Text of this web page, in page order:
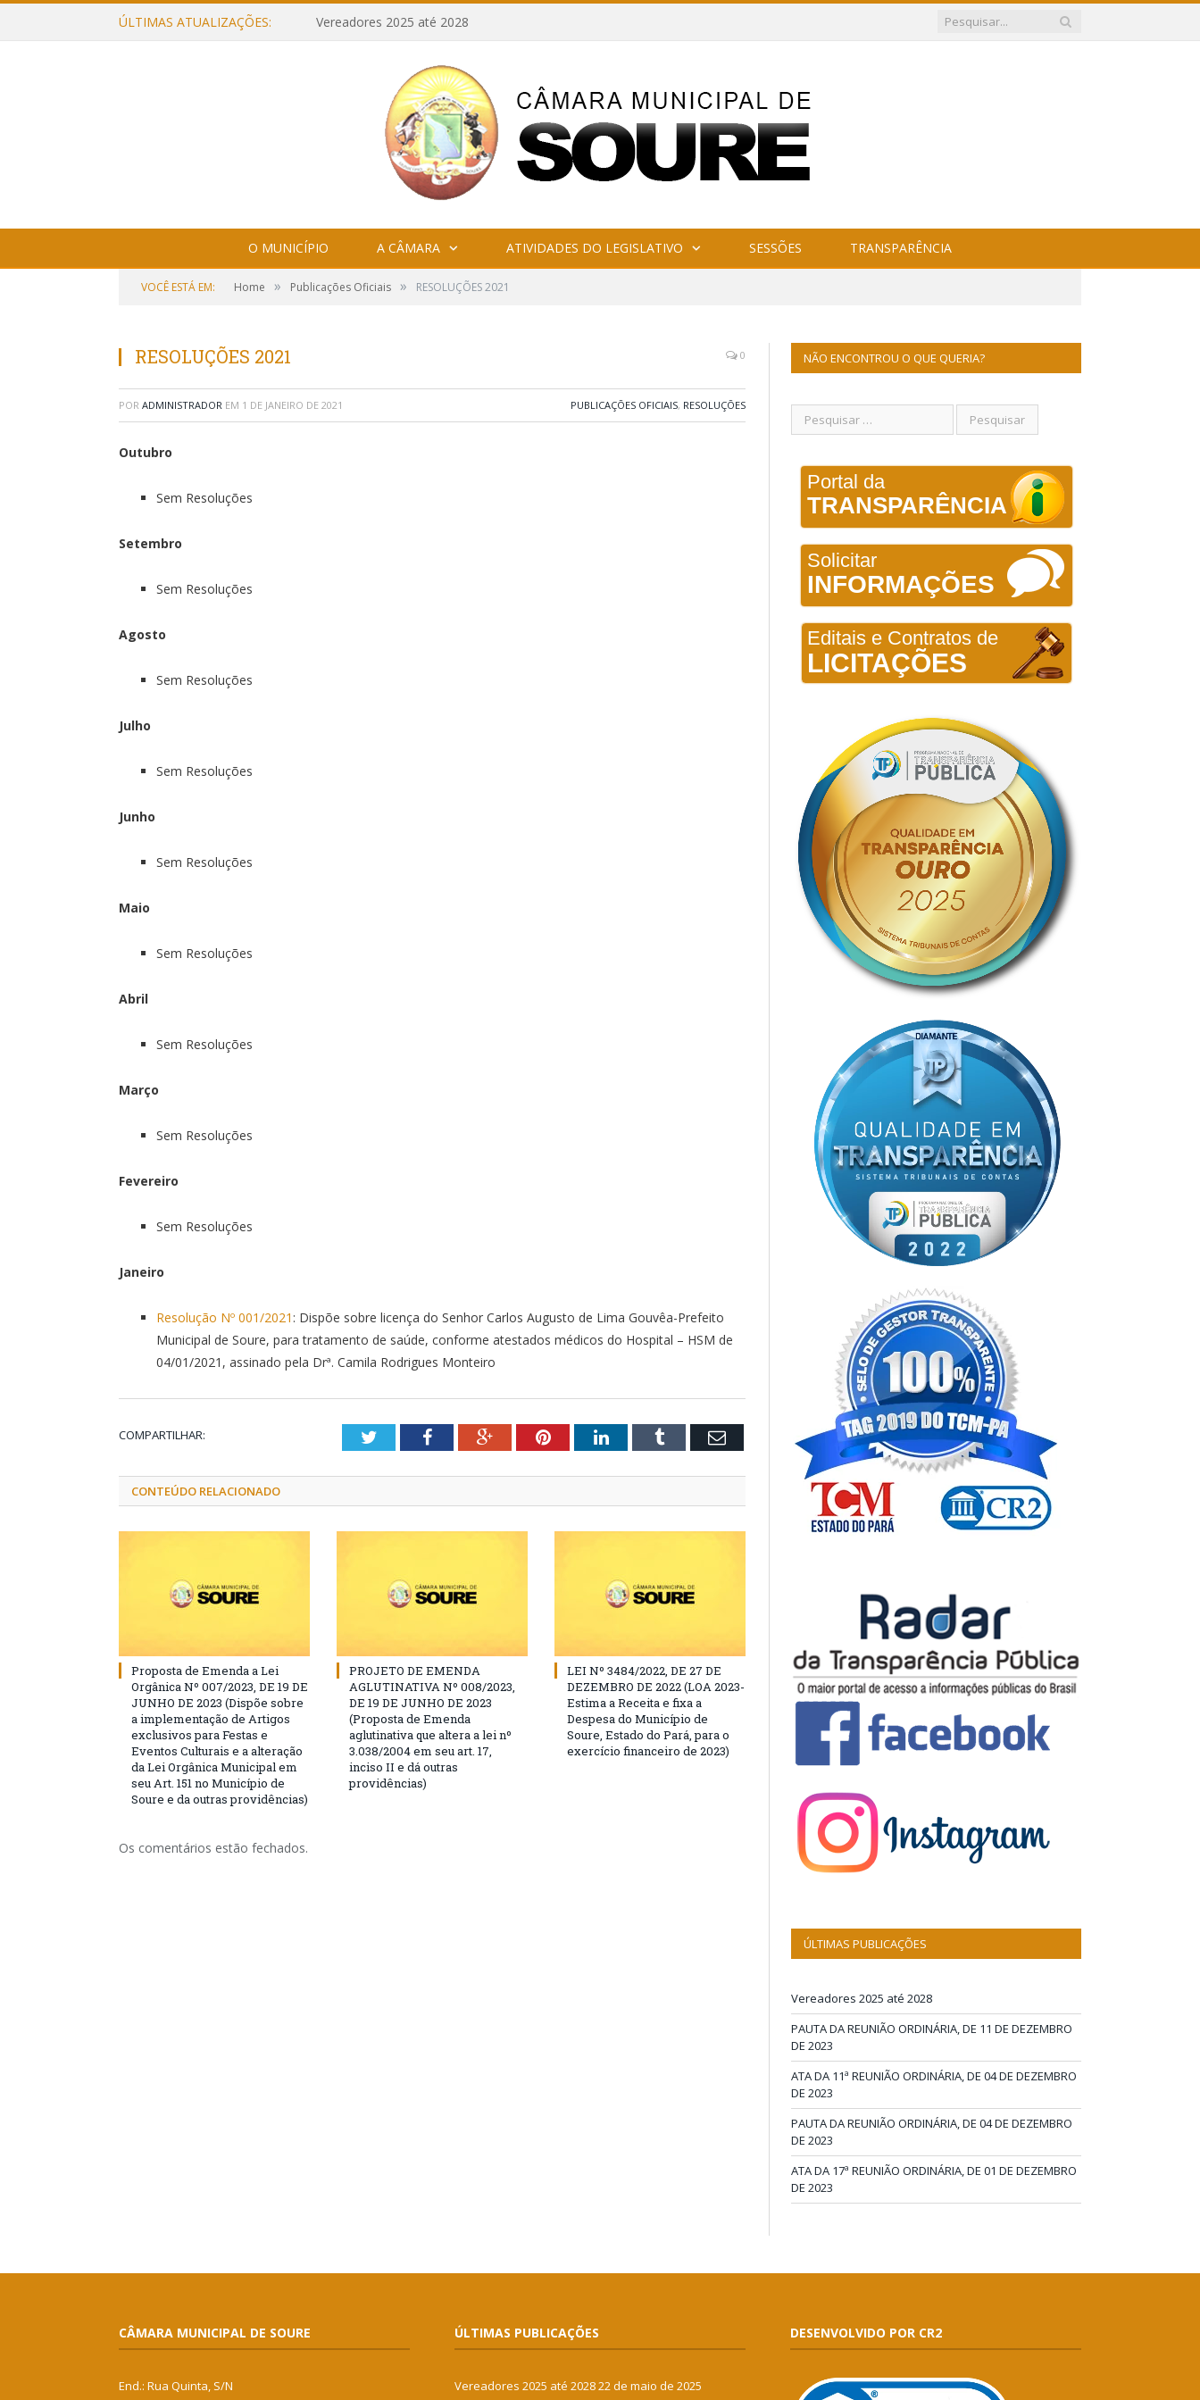
ÚLTIMAS ATUALIZAÇÕES: Vereadores 2025 até 2028
O MUNICÍPIO A CÂMARA ATIVIDADES DO LEGISLATIVO SESSÕES TRANSPARÊNCIA
VOCÊ ESTÁ EM: Home » Publicações Oficiais » RESOLUÇÕES 2021
RESOLUÇÕES 2021 0
POR ADMINISTRADOR EM 1 DE JANEIRO DE 2021 PUBLICAÇÕES OFICIAIS, RESOLUÇÕES
Outubro
Sem Resoluções
Setembro
Sem Resoluções
Agosto
Sem Resoluções
Julho
Sem Resoluções
Junho
Sem Resoluções
Maio
Sem Resoluções
Abril
Sem Resoluções
Março
Sem Resoluções
Fevereiro
Sem Resoluções
Janeiro
Resolução Nº 001/2021 : Dispõe sobre licença do Senhor Carlos Augusto de Lima Gouvêa-Prefeito
Municipal de Soure, para tratamento de saúde, conforme atestados médicos do Hospital – HSM de
04/01/2021, assinado pela Drª. Camila Rodrigues Monteiro
COMPARTILHAR: TwitterFacebookGoogle+PinterestLinkedInTumblr Email
CONTEÚDO RELACIONADO
Proposta de Emenda a Lei
Orgânica Nº 007/2023, DE 19 DE
JUNHO DE 2023 (Dispõe sobre
a implementação de Artigos
exclusivos para Festas e
Eventos Culturais e a alteração
da Lei Orgânica Municipal em
seu Art. 151 no Município de
Soure e da outras providências)
PROJETO DE EMENDA
AGLUTINATIVA Nº 008/2023,
DE 19 DE JUNHO DE 2023
(Proposta de Emenda
aglutinativa que altera a lei nº
3.038/2004 em seu art. 17,
inciso II e dá outras
providências)
LEI Nº 3484/2022, DE 27 DE
DEZEMBRO DE 2022 (LOA 2023-
Estima a Receita e fixa a
Despesa do Município de
Soure, Estado do Pará, para o
exercício financeiro de 2023)
Os comentários estão fechados.
NÃO ENCONTROU O QUE QUERIA?
Portal da
TRANSPARÊNCIA
Solicitar
INFORMAÇÕES
Editais e Contratos de
LICITAÇÕES
ÚLTIMAS PUBLICAÇÕES
Vereadores 2025 até 2028
PAUTA DA REUNIÃO ORDINÁRIA, DE 11 DE DEZEMBRO
DE 2023
ATA DA 11ª REUNIÃO ORDINÁRIA, DE 04 DE DEZEMBRO
DE 2023
PAUTA DA REUNIÃO ORDINÁRIA, DE 04 DE DEZEMBRO
DE 2023
ATA DA 17ª REUNIÃO ORDINÁRIA, DE 01 DE DEZEMBRO
DE 2023
CÂMARA MUNICIPAL DE SOURE
End.: Rua Quinta, S/N
ÚLTIMAS PUBLICAÇÕES
Vereadores 2025 até 202822 de maio de 2025
DESENVOLVIDO POR CR2